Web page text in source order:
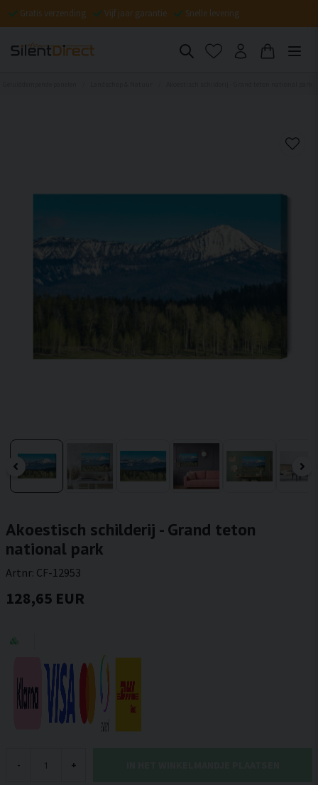
Gratis verzending Vijf jaar garantie Snelle levering
Akoestisch schilderij - Grand teton
national park
Artnr: CF-12953
128,65 EUR
- +